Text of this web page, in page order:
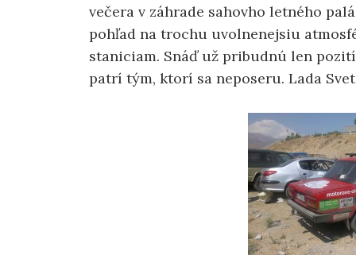
večera v záhrade sahovho letného
pohľad na trochu uvolnenejsiu
staniciam. Snáď už pribudnú len
patrí tým, ktorí sa neposeru. Lada